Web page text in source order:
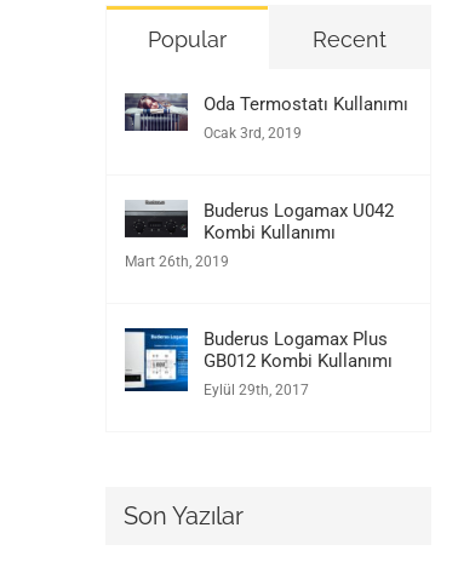
Popular Recent
Oda Termostatı Kullanımı
Ocak 3rd, 2019
Buderus Logamax U042
Kombi Kullanımı
Mart 26th, 2019
Buderus Logamax Plus
GB012 Kombi Kullanımı
Eylül 29th, 2017
Son Yazılar